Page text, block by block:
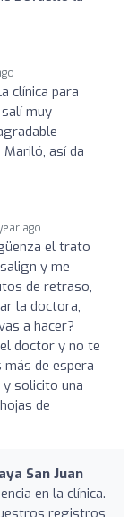
clínica para
muy
así da
ago
el trato
y me
de retraso,
la doctora,
a hacer?
doctor y no te
de espera
y solicito una
de
San Juan
en la clínica.
registros